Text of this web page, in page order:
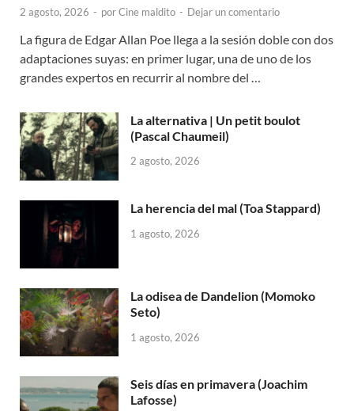
2 agosto, 2026 - porCine maldito - Dejar un comentario
La figura de Edgar Allan Poe llega a la sesión doble con dos
adaptaciones suyas: en primer lugar, una de uno de los
grandes expertos en recurrir al nombre del …
La alternativa | Un petit boulot
(Pascal Chaumeil)
2 agosto, 2026
La herencia del mal (Toa Stappard)
1 agosto, 2026
La odisea de Dandelion (Momoko
Seto)
1 agosto, 2026
Seis días en primavera (Joachim
Lafosse)